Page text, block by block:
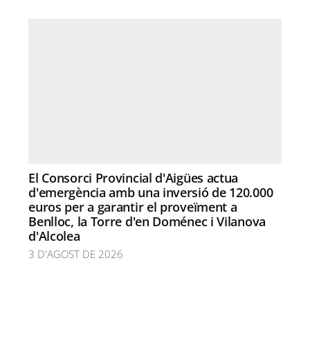
El Consorci Provincial d'Aigües actua
d'emergència amb una inversió de 120.000
euros per a garantir el proveïment a
Benlloc, la Torre d'en Doménec i Vilanova
d'Alcolea
3 D'AGOST DE 2026